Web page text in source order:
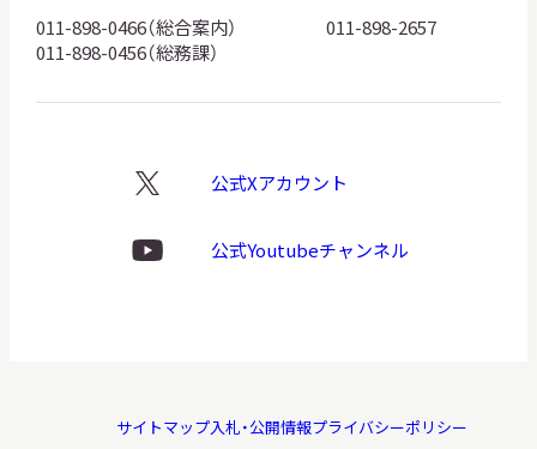
ゴ
011-898-0466（総合案内）
011-898-0456（総務課）
011-898-2657
X
ゴ
公式Xアカウント
Youtube
公式Youtubeチャンネル
サイトマップ入札・公開情報プライバシーポリシー